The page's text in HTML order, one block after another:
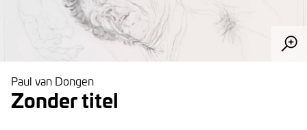
Paul van Dongen
Zonder titel